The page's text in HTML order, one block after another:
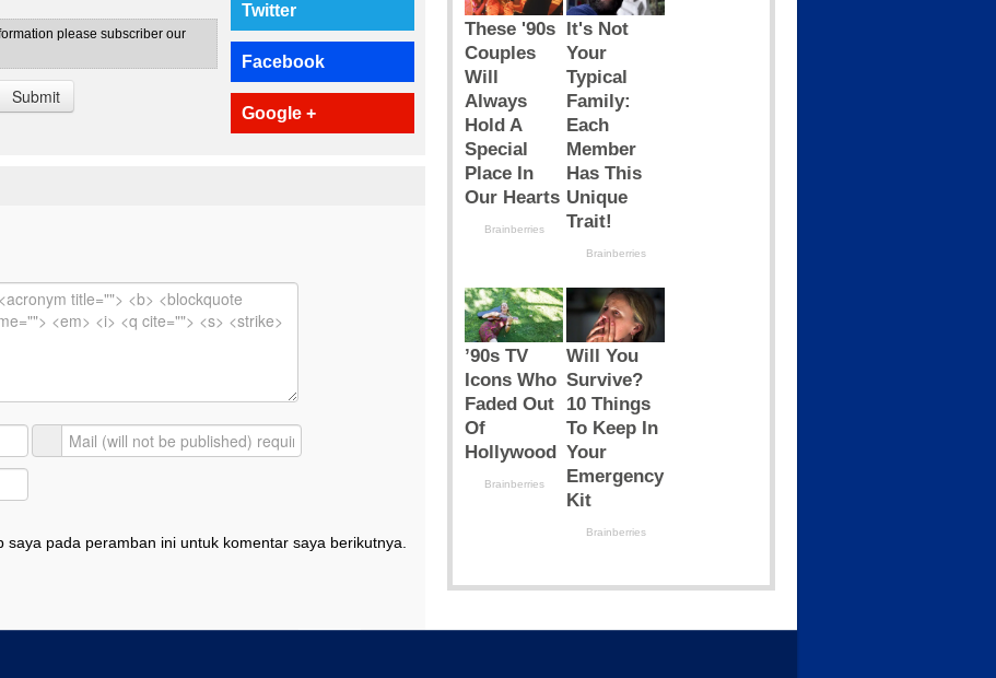
please subscriber our
Submit
Twitter
Facebook
Google +
pada peramban ini untuk komentar saya berikutnya.